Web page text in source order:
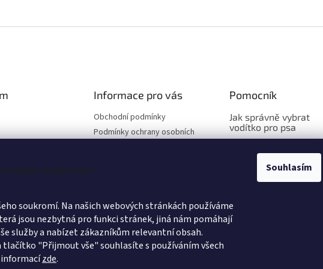
soukromí
soukromí. Na našich webových stránkách používáme
jsou nezbytná pro funkci stránek, jiná nám pomáhají
služby a nabízet zákazníkům relevantní obsah.
"Přijmout vše" souhlasíte s používáním všech
informacízde.
Souhlasím
na Instagramu
Informace pro vás
Obchodní podmínky
Podmínky ochrany osobních
Velkoobchod
Affiliate program
O nás
Pomocník
Jak správně vybrat
vodítko pro psa
vybrat obleček pro psa
Jak správně změřit a